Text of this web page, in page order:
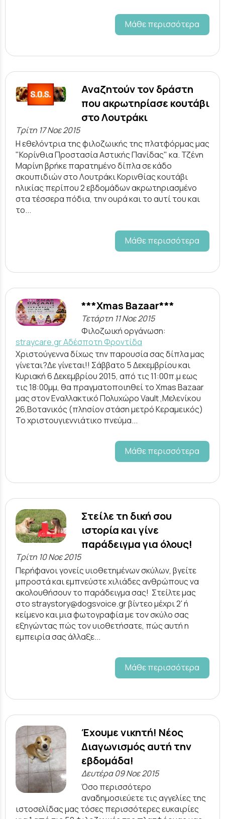
Μάθε περισσότερα
Αναζητούν τον δράστη
που ακρωτηρίασε κουτάβι
στο Λουτράκι
Τρίτη 17 Νοε 2015
Η εθελόντρια της φιλοζωικής της πλατφόρμας μας
"Κορίνθια Προστασία Αστικής Πανίδας" κα. Τζένη
Μαρίνη βρήκε παρατημένο δίπλα σε κάδο
σκουπιδιών στο Λουτράκι Κορινθίας κουτάβι
ηλικίας περίπου 2 εβδομάδων ακρωτηριασμένο
στα τέσσερα πόδια, την ουρά και το αυτί του και
το...
Μάθε περισσότερα
***Xmas Bazaar***
Τετάρτη 11 Νοε 2015
Φιλοζωική οργάνωση:
straycare.gr Aδέσποτη Φροντίδα
Χριστούγεννα δίχως την παρουσία σας δίπλα μας
γίνεται?Δε γίνεται!! Σάββατο 5 Δεκεμβρίου και
Κυριακή 6 Δεκεμβρίου 2015, από τις 11:00π.μ εως
τις 18:00μμ, θα πραγματοποιηθεί το Χmas Bazaar
μας στον Εναλλακτικό Πολυχώρο Vault ,Μελενίκου
26,Βοτανικός (πλησίον στάση μετρό Κεραμεικός)
Το χριστουγιεννιάτικο πνεύμα...
Μάθε περισσότερα
Στείλε τη δική σου
ιστορία και γίνε
παράδειγμα για όλους!
Τρίτη 10 Νοε 2015
Περήφανοι γονείς υιοθετημένων σκύλων, βγείτε
μπροστά και εμπνεύστε χιλιάδες ανθρώπους να
ακολουθήσουν το παράδειγμα σας! Στείλτε μας
στο straystory@dogsvoice.gr βίντεο μέχρι 2' ή
κείμενο και μια φωτογραφία με τον σκύλο σας
εξηγώντας πώς τον υιοθετήσατε, πώς αυτή η
εμπειρία σας άλλαξε...
Μάθε περισσότερα
Έχουμε νικητή! Νέος
Διαγωνισμός αυτή την
εβδομάδα!
Δευτέρα 09 Νοε 2015
Όσο περισσότερο
αναδημοσιεύετε τις αγγελίες της
ιστοσελίδας μας τόσες περισσότερες ευκαιρίες